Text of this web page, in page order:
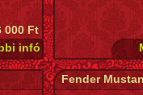
000 Ft
Fender